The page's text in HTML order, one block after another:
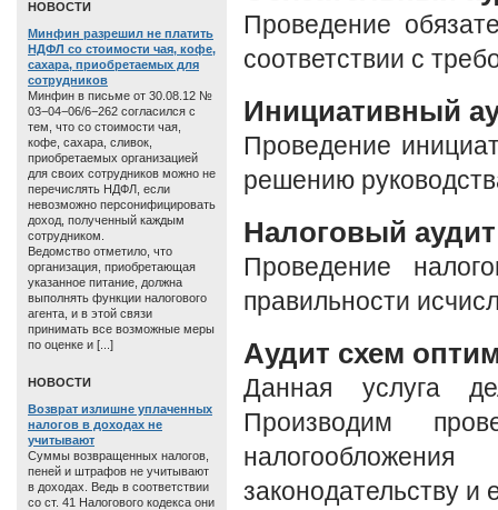
Проведение
соответствии с
Инициативный
Проведение
решению
Налоговый аудит
Проведение
правильности
Аудит схем
Данная услуга
Производим
законодательству
HОВОСТИ
Минфин разрешил не платить
НДФЛ со стоимости чая, кофе,
сахара, приобретаемых для
сотрудников
Минфин в письме от 30.08.12 №
03−04−06/6−262 согласился с
тем, что со стоимости чая,
кофе, сахара, сливок,
приобретаемых организацией
для своих сотрудников можно не
перечислять НДФЛ, если
невозможно персонифицировать
доход, полученный каждым
сотрудником.
Ведомство отметило, что
организация, приобретающая
указанное питание, должна
выполнять функции налогового
агента, и в этой связи
принимать все возможные меры
по оценке и [...]
HОВОСТИ
Возврат излишне уплаченных
налогов в доходах не
учитывают
Суммы возвращенных налогов,
пеней и штрафов не учитывают
в доходах. Ведь в соответствии
со ст. 41 Налогового кодекса они